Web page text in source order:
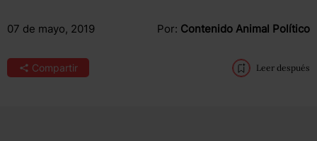
07 de mayo, 2019 Por: Contenido Animal Político
Compartir Leer después